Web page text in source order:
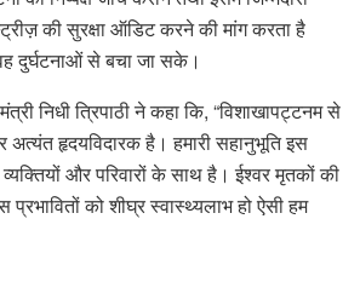
की सुरक्षा ऑडिट करने की मांग करता है
दुर्घटनाओं से बचा जा सके।
निधी त्रिपाठी ने कहा कि, “विशाखापट्टनम से
हृदयविदारक है। हमारी सहानुभूति इस
व्यक्तियों और परिवारों के साथ है। ईश्वर मृतकों की
को शीघ्र स्वास्थ्यलाभ हो ऐसी हम